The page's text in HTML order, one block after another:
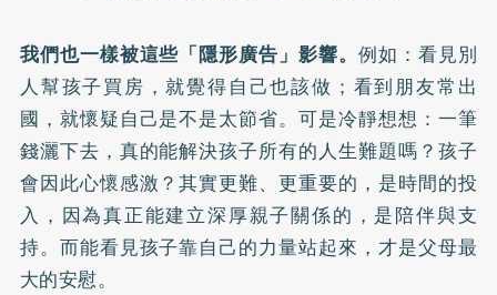
我們也一樣被這些「隱形廣告」影響。 例如：看見別
人幫孩子買房，就覺得自己也該做；看到朋友常出
國，就懷疑自己是不是太節省。可是冷靜想想：一筆
錢灑下去，真的能解決孩子所有的人生難題嗎？孩子
會因此心懷感激？其實更難、更重要的，是時間的投
入，因為真正能建立深厚親子關係的，是陪伴與支
持。而能看見孩子靠自己的力量站起來，才是父母最
大的安慰。